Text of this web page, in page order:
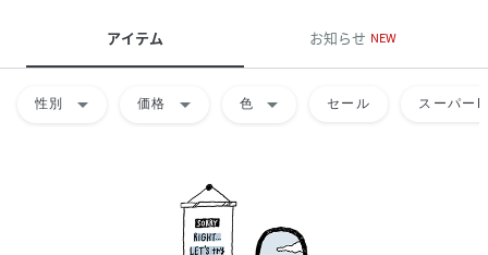
アイテム お知らせ NEW
性別 arrow_drop_down 価格 arrow_drop_down 色 arrow_drop_down セール スーパー